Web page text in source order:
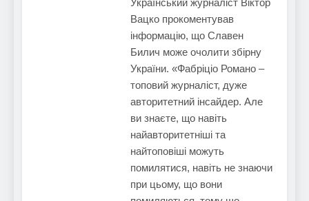
Вацко прокоментував
інформацію, що Славен
Билич може очолити збірну
України. «Фабріціо Романо –
топовий журналіст, дуже
авторитетний інсайдер. Але
ви знаєте, що навіть
найавторитетніші та
найтоповіші можуть
помилятися, навіть не знаючи
при цьому, що вони